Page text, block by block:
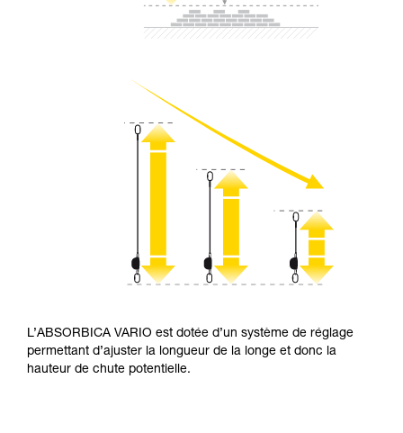
L’ABSORBICA VARIO est dotée d’un système de réglage
permettant d’ajuster la longueur de la longe et donc la
hauteur de chute potentielle.